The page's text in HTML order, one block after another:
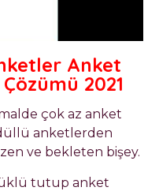
Anket
2021
çok az anket
anketlerden
ve bekleten bişey.
tutup anket